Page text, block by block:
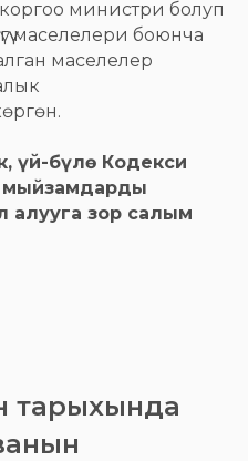
министри болуп
маселелери боюнча
маселелер
үй-бүлө Кодекси
мыйзамдарды
алууга зор салым
тарыхында